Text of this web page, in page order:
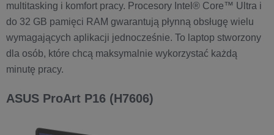
multitasking i komfort pracy. Procesory Intel® Core™ Ultra i
do 32 GB pamięci RAM gwarantują płynną obsługę wielu
wymagających aplikacji jednocześnie. To laptop stworzony
dla osób, które chcą maksymalnie wykorzystać każdą
minutę pracy.
ASUS ProArt P16 (H7606)